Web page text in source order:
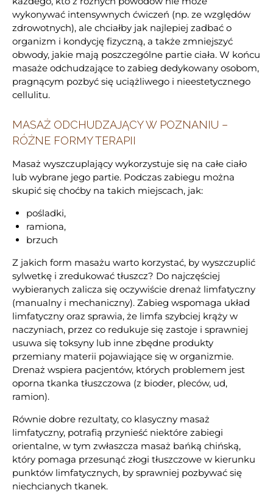
wykonywać intensywnych ćwiczeń (np. ze względów
zdrowotnych), ale chciałby jak najlepiej zadbać o
organizm i kondycję fizyczną, a także zmniejszyć
obwody, jakie mają poszczególne partie ciała. W końcu
masaże odchudzające to zabieg dedykowany osobom,
pragnącym pozbyć się uciążliwego i nieestetycznego
cellulitu.
MASAŻ ODCHUDZAJĄCY W POZNANIU –
RÓŻNE FORMY TERAPII
Masaż wyszczuplający wykorzystuje się na całe ciało
lub wybrane jego partie. Podczas zabiegu można
skupić się choćby na takich miejscach, jak:
pośladki,
ramiona,
brzuch
Z jakich form masażu warto korzystać, by wyszczuplić
sylwetkę i zredukować tłuszcz? Do najczęściej
wybieranych zalicza się oczywiście drenaż limfatyczny
(manualny i mechaniczny). Zabieg wspomaga układ
limfatyczny oraz sprawia, że limfa szybciej krąży w
naczyniach, przez co redukuje się zastoje i sprawniej
usuwa się toksyny lub inne zbędne produkty
przemiany materii pojawiające się w organizmie.
Drenaż wspiera pacjentów, których problemem jest
oporna tkanka tłuszczowa (z bioder, pleców, ud,
ramion).
Równie dobre rezultaty, co klasyczny masaż
limfatyczny, potrafią przynieść niektóre zabiegi
orientalne, w tym zwłaszcza masaż bańką chińską,
który pomaga przesunąć złogi tłuszczowe w kierunku
punktów limfatycznych, by sprawniej pozbywać się
niechcianych tkanek.